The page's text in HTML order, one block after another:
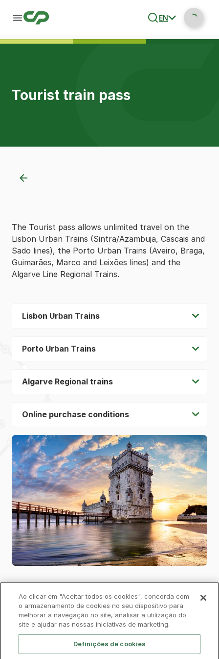
EN
Tourist train pass
The Tourist pass allows unlimited travel on the
Lisbon Urban Trains (Sintra/Azambuja, Cascais and
Sado lines), the Porto Urban Trains (Aveiro, Braga,
Guimarães, Marco and Leixões lines) and the
Algarve Line Regional Trains.
Lisbon Urban Trains
Porto Urban Trains
Algarve Regional trains
Online purchase conditions
Privacy Policy Complaints Book Cookies
Accessibility Contacts
Ao clicar em "Aceitar todos os cookies", concorda com
o armazenamento de cookies no seu dispositivo para
melhorar a navegação no site, analisar a utilização do
site e ajudar nas nossas iniciativas de marketing.
Definições de cookies